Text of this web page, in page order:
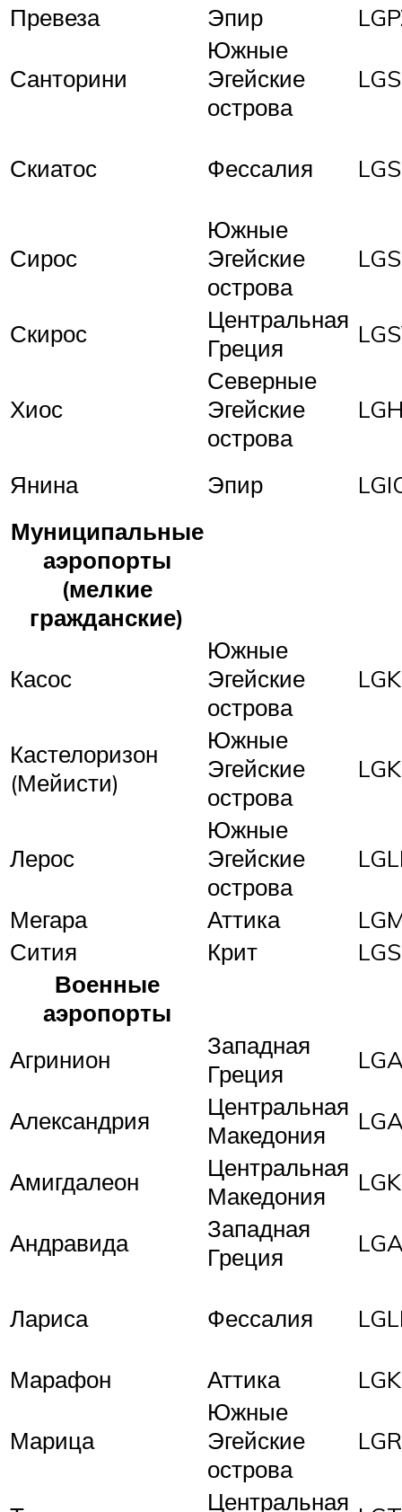
Превеза
Эпир
Санторини
Южные
Эгейские
острова
Скиатос Фессалия
Сирос
Южные
Эгейские
острова
Скирос
Центральная
Греция
Хиос
Северные
Эгейские
острова
Янина Эпир
Муниципальные
аэропорты
(мелкие
гражданские)
Касос
Южные
Эгейские
острова
Кастелоризон
(Мейисти)
Южные
Эгейские
острова
Лерос
Южные
Эгейские
острова
Мегара Аттика
Сития
Крит
Военные
аэропорты
Агринион
Западная
Греция
Александрия
Центральная
Македония
Амигдалеон
Центральная
Македония
Андравида
Западная
Греция
Лариса Фессалия
Марафон Аттика
Марица
Южные
Эгейские
острова
Центральная